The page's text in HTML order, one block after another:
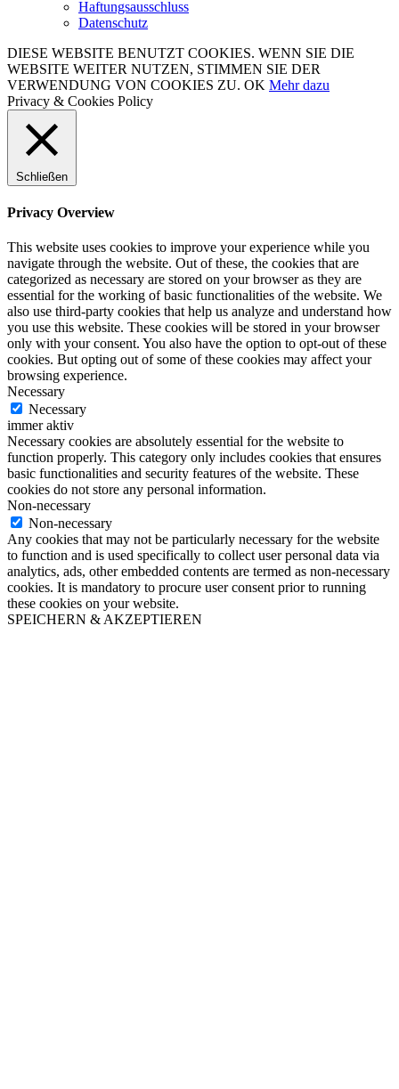
Haftungsausschluss
Datenschutz
DIESE WEBSITE BENUTZT COOKIES. WENN SIE DIE
WEBSITE WEITER NUTZEN, STIMMEN SIE DER
VERWENDUNG VON COOKIES ZU. OK Mehr dazu
Privacy & Cookies Policy
Schließen
Privacy Overview
This website uses cookies to improve your experience while you
navigate through the website. Out of these, the cookies that are
categorized as necessary are stored on your browser as they are
essential for the working of basic functionalities of the website. We
also use third-party cookies that help us analyze and understand how
you use this website. These cookies will be stored in your browser
only with your consent. You also have the option to opt-out of these
cookies. But opting out of some of these cookies may affect your
browsing experience.
Necessary
Necessary
immer aktiv
Necessary cookies are absolutely essential for the website to
function properly. This category only includes cookies that ensures
basic functionalities and security features of the website. These
cookies do not store any personal information.
Non-necessary
Non-necessary
Any cookies that may not be particularly necessary for the website
to function and is used specifically to collect user personal data via
analytics, ads, other embedded contents are termed as non-necessary
cookies. It is mandatory to procure user consent prior to running
these cookies on your website.
SPEICHERN & AKZEPTIEREN